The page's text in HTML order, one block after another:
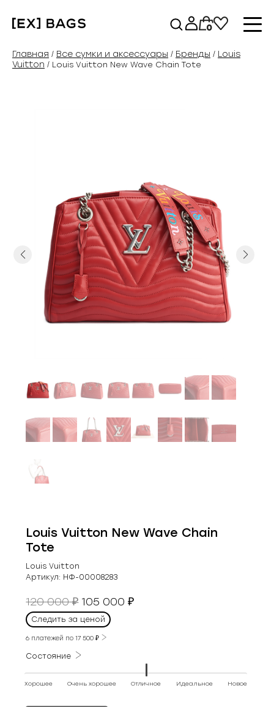
содержимому
0
Главная / Все сумки и аксессуары / Бренды / Louis
Vuitton / Louis Vuitton New Wave Chain Tote
Previous Next
Louis Vuitton New Wave Chain
Tote
Louis Vuitton
Артикул: НФ-00008283
120 000₽ Первоначальная
цена
составляла
120
105 000₽Текущая
Следить за ценой
6 платежей по17 500₽
Состояние
Хорошее Очень хорошее Отличное Идеальное Новое